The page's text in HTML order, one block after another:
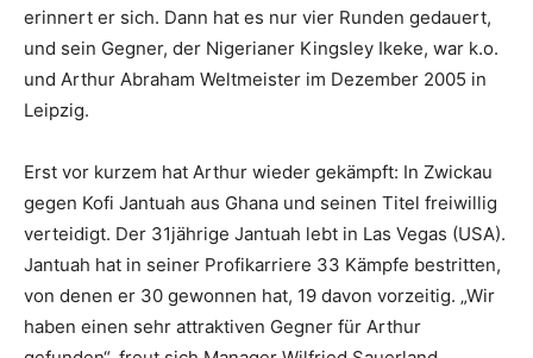
erinnert er sich. Dann hat es nur vier Runden gedauert,
und sein Gegner, der Nigerianer Kingsley Ikeke, war k.o.
und Arthur Abraham Weltmeister im Dezember 2005 in
Leipzig.
Erst vor kurzem hat Arthur wieder gekämpft: In Zwickau
gegen Kofi Jantuah aus Ghana und seinen Titel freiwillig
verteidigt. Der 31jährige Jantuah lebt in Las Vegas (USA).
Jantuah hat in seiner Profikarriere 33 Kämpfe bestritten,
von denen er 30 gewonnen hat, 19 davon vorzeitig. „Wir
haben einen sehr attraktiven Gegner für Arthur